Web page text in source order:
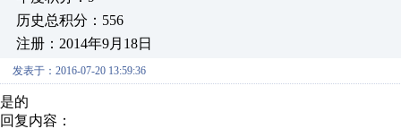
历史总积分：556
注册：2014年9月18日
发表于：2016-07-20 13:59:36
是的
回复内容：